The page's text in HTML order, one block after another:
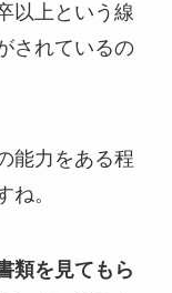
以上という線
されているの
能力をある程
ね。
類を見てもら